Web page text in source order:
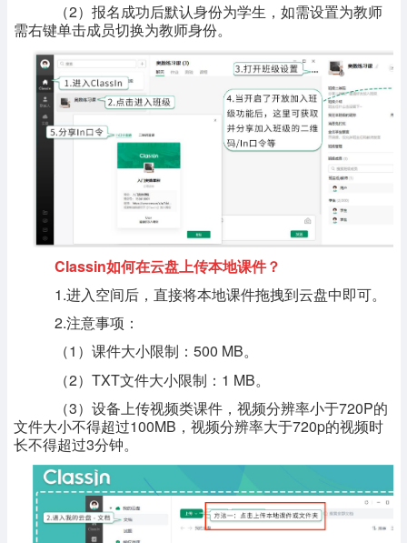
（2）报名成功后默认身份为学生，如需设置为教师
需右键单击成员切换为教师身份。
Classin如何在云盘上传本地课件？
1.进入空间后，直接将本地课件拖拽到云盘中即可。
2.注意事项：
（1）课件大小限制：500 MB。
（2）TXT文件大小限制：1 MB。
（3）设备上传视频类课件，视频分辨率小于720P的
文件大小不得超过100MB，视频分辨率大于720p的视频时
长不得超过3分钟。